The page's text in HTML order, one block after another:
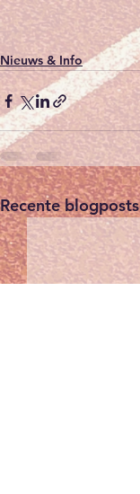
Nieuws & Info
Recente blogposts